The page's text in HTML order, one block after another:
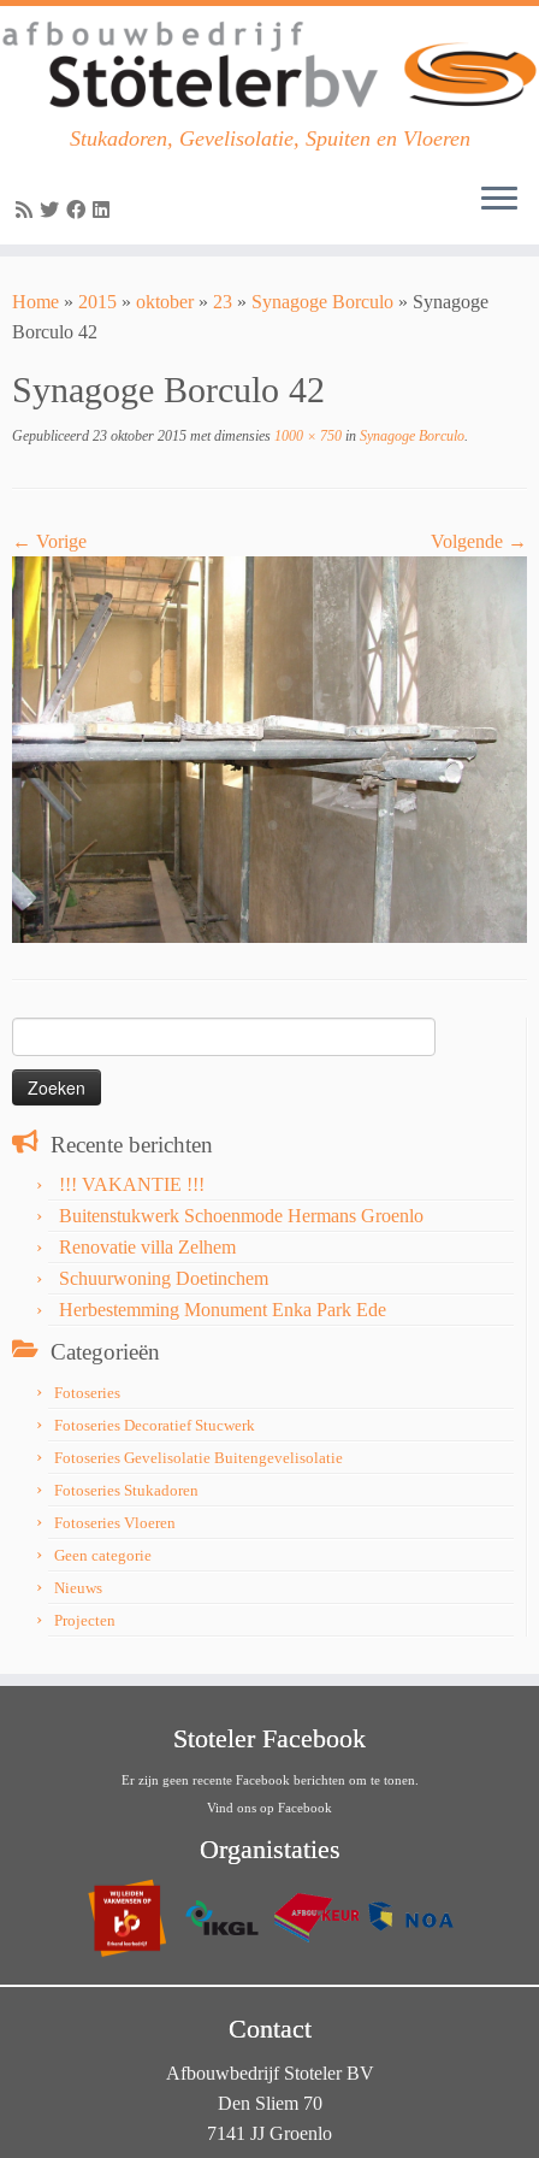
to
content
Stukadoren, Gevelisolatie, Spuiten en Vloeren
Home » 2015 » oktober » 23 » Synagoge Borculo » Synagoge
Borculo 42
Synagoge Borculo 42
Gepubliceerd 23 oktober 2015 met dimensies 1000 × 750 in Synagoge Borculo
← Vorige Volgende →
naar:
Recente berichten
!!! VAKANTIE !!!
Buitenstukwerk Schoenmode Hermans Groenlo
Renovatie villa Zelhem
Schuurwoning Doetinchem
Herbestemming Monument Enka Park Ede
Categorieën
Fotoseries
Fotoseries Decoratief Stucwerk
Fotoseries Gevelisolatie Buitengevelisolatie
Fotoseries Stukadoren
Fotoseries Vloeren
Geen categorie
Nieuws
Projecten
Stoteler Facebook
Er zijn geen recente Facebook berichten om te tonen.
Vind ons op Facebook
Organistaties
Contact
Afbouwbedrijf Stoteler BV
Den Sliem 70
7141 JJ Groenlo